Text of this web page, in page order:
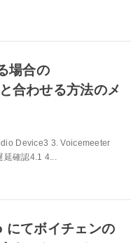
場合の
合わせる方法のメ
Device3 3. Voicemeeter
確認4.1 4...
にてボイチェンの